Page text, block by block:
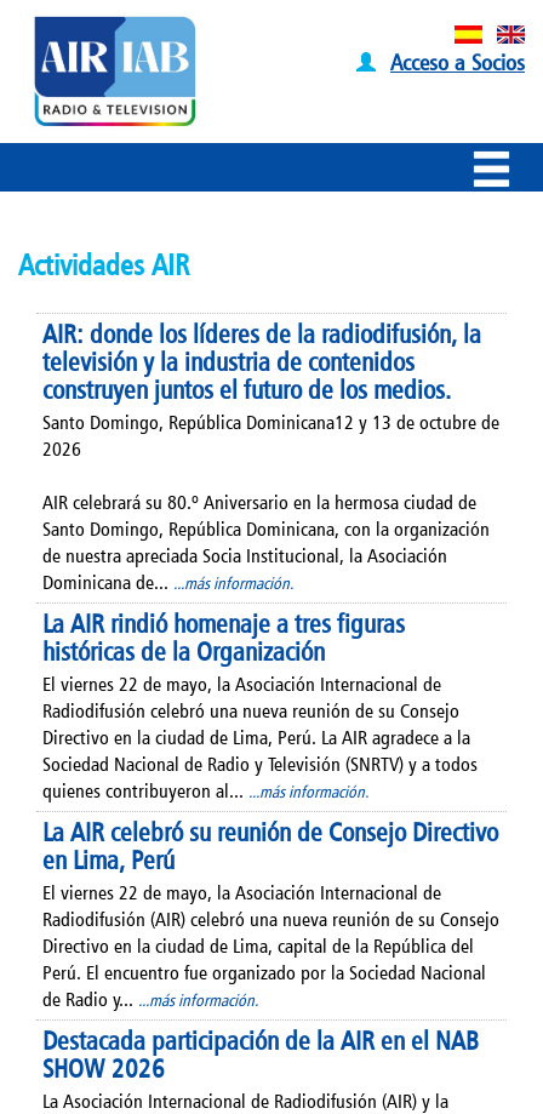
Acceso a Socios
Actividades AIR
AIR: donde los líderes de la radiodifusión, la
televisión y la industria de contenidos
construyen juntos el futuro de los medios.
Santo Domingo, República Dominicana12 y 13 de octubre de
2026
AIR celebrará su 80.º Aniversario en la hermosa ciudad de
Santo Domingo, República Dominicana, con la organización
de nuestra apreciada Socia Institucional, la Asociación
Dominicana de... ...más información.
La AIR rindió homenaje a tres figuras
históricas de la Organización
El viernes 22 de mayo, la Asociación Internacional de
Radiodifusión celebró una nueva reunión de su Consejo
Directivo en la ciudad de Lima, Perú. La AIR agradece a la
Sociedad Nacional de Radio y Televisión (SNRTV) y a todos
quienes contribuyeron al... ...más información.
La AIR celebró su reunión de Consejo Directivo
en Lima, Perú
El viernes 22 de mayo, la Asociación Internacional de
Radiodifusión (AIR) celebró una nueva reunión de su Consejo
Directivo en la ciudad de Lima, capital de la República del
Perú. El encuentro fue organizado por la Sociedad Nacional
de Radio y... ...más información.
Destacada participación de la AIR en el NAB
SHOW 2026
La Asociación Internacional de Radiodifusión (AIR) y la